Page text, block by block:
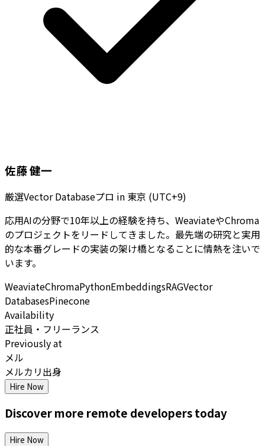
佐藤 健一
厳選Vector Databaseプロ in 東京 (UTC+9)
応用AIの分野で10年以上の経験を持ち、WeaviateやChroma
のプロジェクトをリードしてきました。最先端の研究と実用
的な本番グレードの実装の架け橋となることに情熱を注いで
います。
WeaviateChromaPythonEmbeddingsRAGVector
DatabasesPinecone
Availability
正社員・フリーランス
Previously at
メル
メルカリ出身
Hire Now
Discover more remote developerstoday
Hire Now